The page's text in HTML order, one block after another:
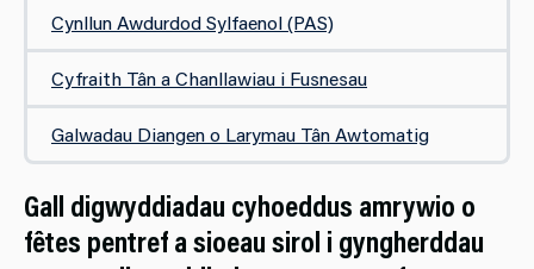
Cynllu​n Awdurdod Sylfaenol (PAS)
Cyfraith Tân a Chanllawiau i Fusnesau
Galwadau Diangen o Larymau Tân Awtomatig
Gall digwyddiadau cyhoeddus amrywio o
fêtes pentref a sioeau sirol i gyngherddau